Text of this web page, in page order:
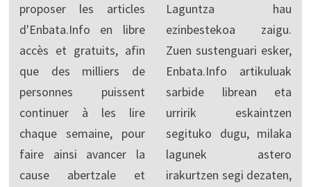
proposer les articles
d'Enbata.Info en libre
accès et gratuits, afin
que des milliers de
personnes puissent
continuer à les lire
chaque semaine, pour
faire ainsi avancer la
cause abertzale et
Laguntza hau
ezinbestekoa zaigu.
Zuen sustenguari esker,
Enbata.Info artikuluak
sarbide librean eta
urririk eskaintzen
segituko dugu, milaka
lagunek astero
irakurtzen segi dezaten,